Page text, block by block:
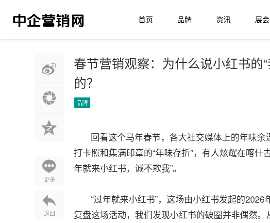
首页 品牌 资讯 展会
更多
返回
春节营销观察：为什么说小红书的
的？
品牌
回看这个马年春节，各大社交媒体上的年味余
打卡照和集满印章的“年味存折”，有人炫耀在喀什
年就来小红书，诚不欺我”。
“过年就来小红书”，这场由小红书发起的2026
复盘这场活动，我们发现小红书的破圈并非偶然